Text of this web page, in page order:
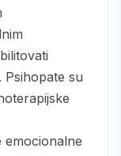
Psihopate su
emocionalne